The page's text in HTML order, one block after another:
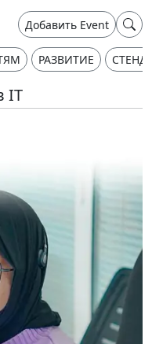
Добавить Event
РАЗВИТИЕ
IT